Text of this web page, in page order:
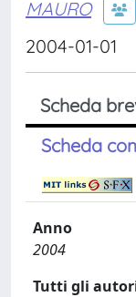
MAURO
2004-01-01
Scheda
Scheda
Anno
2004
Tutti gli